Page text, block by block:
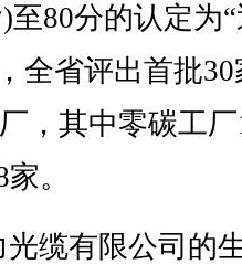
至80分的认定为
全省评出首批
，其中零碳工厂
。
缆有限公司的